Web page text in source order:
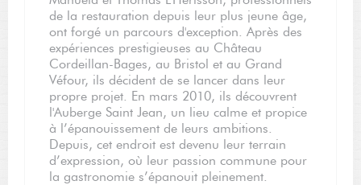
de la restauration depuis leur plus jeune âge,
ont forgé un parcours d'exception. Après des
expériences prestigieuses au Château
Cordeillan-Bages, au Bristol et au Grand
Véfour, ils décident de se lancer dans leur
propre projet. En mars 2010, ils découvrent
l'Auberge Saint Jean, un lieu calme et propice
à l’épanouissement de leurs ambitions.
Depuis, cet endroit est devenu leur terrain
d’expression, où leur passion commune pour
la gastronomie s’épanouit pleinement.